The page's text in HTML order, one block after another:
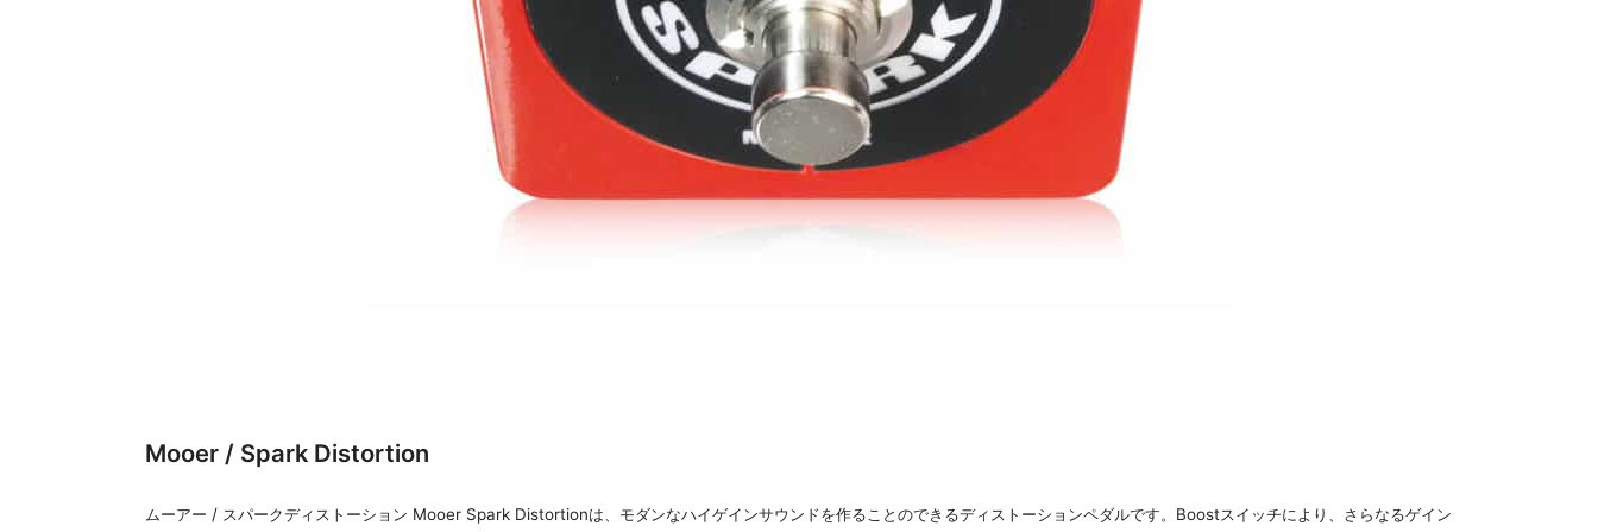
Mooer / Spark Distortion
ムーアー / スパークディストーション Mooer Spark Distortionは、モダンなハイゲインサウンドを作ることのできるディストーションペダルです。Boostスイッチにより、さらなるゲイン